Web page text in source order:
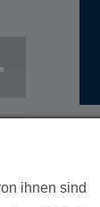
ihnen sind